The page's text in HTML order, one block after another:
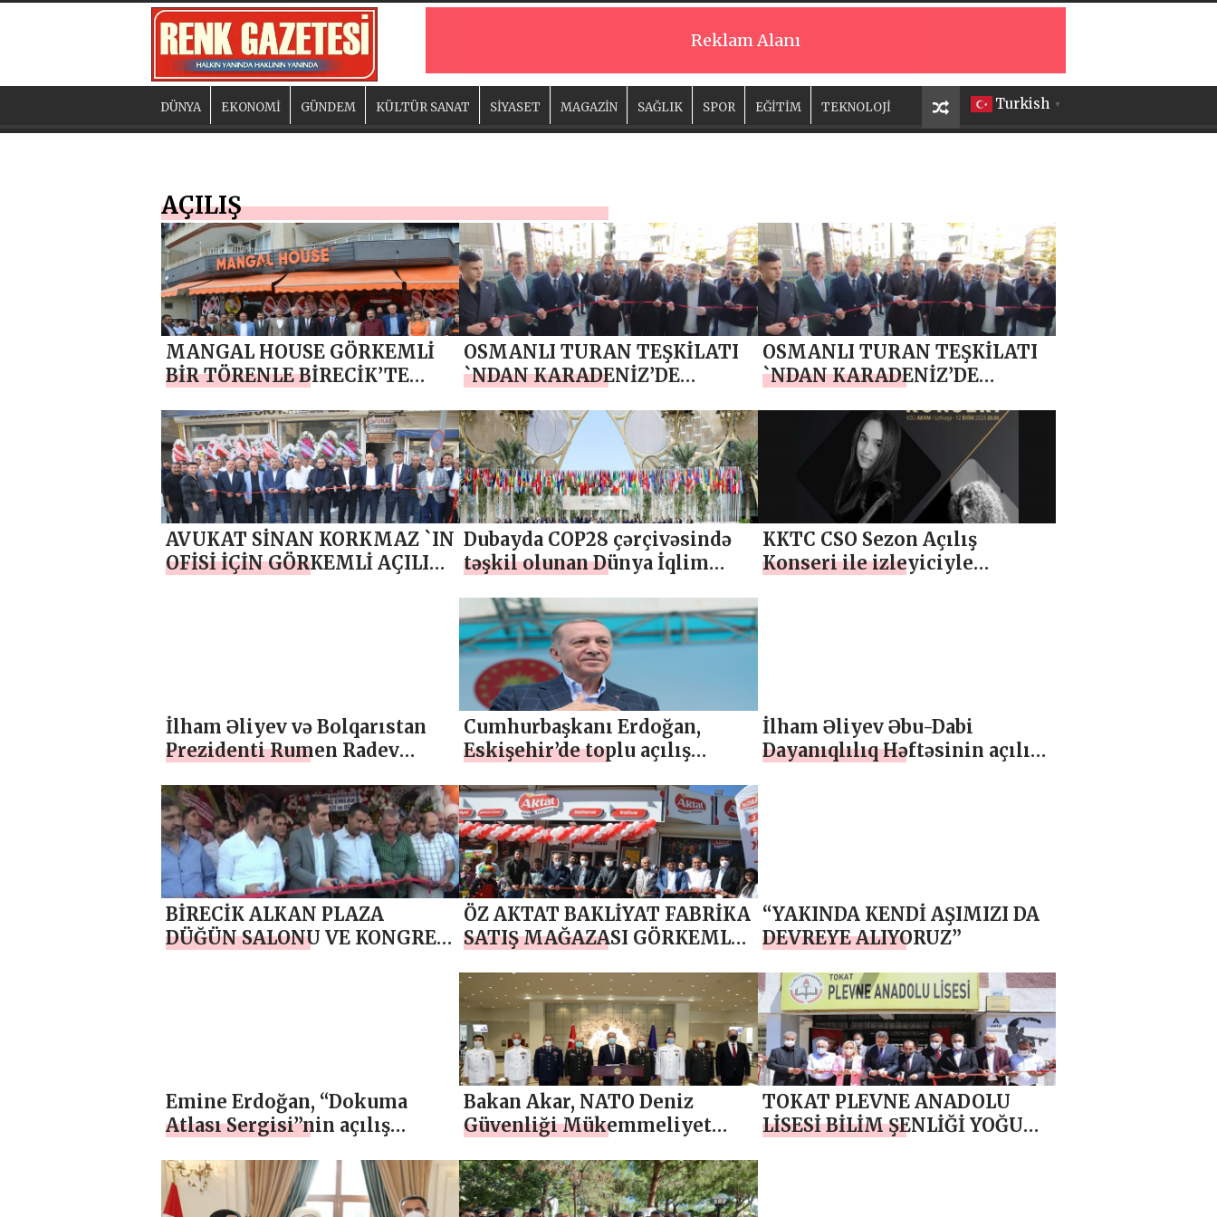
Reklam Alanı
Turkish ▼
DÜNYA EKONOMİ GÜNDEM KÜLTÜR SANAT SİYASET MAGAZİN SAĞLIK SPOR EĞİTİM TEKNOLOJİ
AÇILIŞ
MANGAL HOUSE GÖRKEMLİ
BİR TÖRENLE BİRECİK’TE
OSMANLI TURAN TEŞKİLATI
`NDAN KARADENİZ’DE
OSMANLI TURAN TEŞKİLATI
`NDAN KARADENİZ’DE
AVUKAT SİNAN KORKMAZ `IN
OFİSİ İÇİN GÖRKEMLİ AÇILIŞI
Dubayda COP28 çərçivəsində
təşkil olunan Dünya İqlim
mərasimi keçirilib
KKTC CSO Sezon Açılış
Konseri ile izleyiciyle
İlham Əliyev və Bolqarıstan
Prezidenti Rumen Radev
Bolqarıstandakı ofisinin açılış
mərasimində iştirak ediblər
Cumhurbaşkanı Erdoğan,
Eskişehir’de toplu açılış
İlham Əliyev Əbu-Dabi
Dayanıqlılıq Həftəsinin açılış
BİRECİK ALKAN PLAZA
DÜĞÜN SALONU VE KONGRE
ÖZ AKTAT BAKLİYAT FABRİKA
SATIŞ MAĞAZASI GÖRKEMLİ
“YAKINDA KENDİ AŞIMIZI DA
DEVREYE ALIYORUZ”
Emine Erdoğan, “Dokuma
Atlası Sergisi”nin açılış
Bakan Akar, NATO Deniz
Güvenliği Mükemmeliyet
Açılışını Gerçekleştirdi
TOKAT PLEVNE ANADOLU
LİSESİ BİLİM ŞENLİĞİ YOĞUN